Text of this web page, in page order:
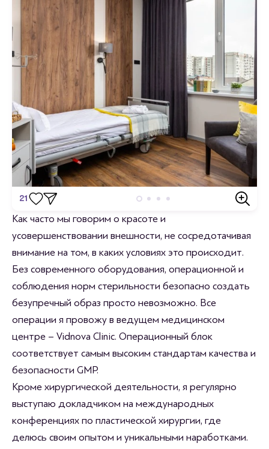
21
Отзывы
Станьте первым кто оставит отзыв.
Как часто мы говорим о красоте и
усовершенствовании внешности, не сосредотачивая
внимание на том, в каких условиях это происходит.
Без современного оборудования, операционной и
соблюдения норм стерильности безопасно создать
безупречный образ просто невозможно. Все
операции я провожу в ведущем медицинском
центре – Vidnova Clinic. Операционный блок
соответствует самым высоким стандартам качества и
безопасности GMP.
Кроме хирургической деятельности, я регулярно
выступаю докладчиком на международных
конференциях по пластической хирургии, где
делюсь своим опытом и уникальными наработками.